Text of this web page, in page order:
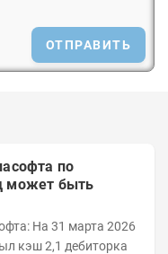
ОТПРАВИТЬ
по
может быть
2026